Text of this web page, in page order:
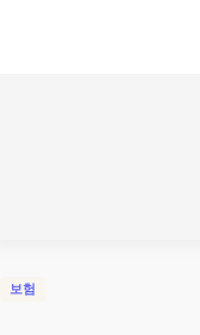
보험